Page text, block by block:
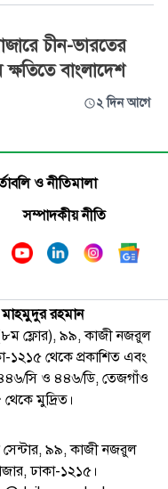
চীন-ভারতের
বাংলাদেশ
২ দিন আগে
ও নীতিমালা
সম্পাদকীয় নীতি
রহমান
(৮ম ফ্লোর), ৯৯, কাজী নজরুল
১২১৫ থেকে প্রকাশিত এবং
সি ও ৪৪৬/ডি, তেজগাঁও
মুদ্রিত।
সেন্টার, ৯৯, কাজী নজরুল
ঢাকা-১২১৫।